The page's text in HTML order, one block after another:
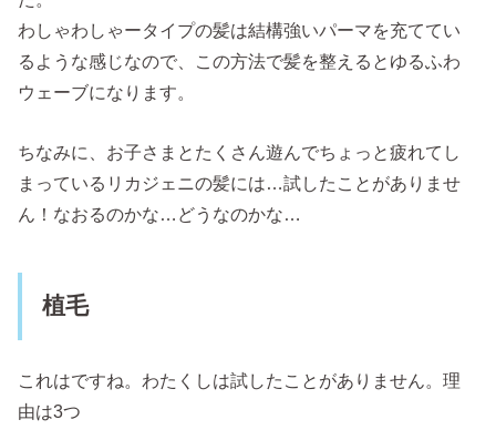
わしゃわしゃータイプの髪は結構強いパーマを充ててい
るような感じなので、この方法で髪を整えるとゆるふわ
ウェーブになります。
ちなみに、お子さまとたくさん遊んでちょっと疲れてし
まっているリカジェニの髪には…試したことがありませ
ん！なおるのかな…どうなのかな…
植毛
これはですね。わたくしは試したことがありません。理
由は3つ